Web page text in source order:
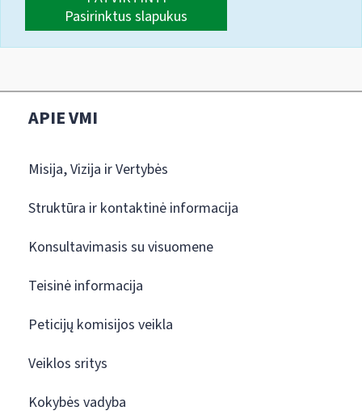
Pasirinktus slapukus
APIE VMI
Misija, Vizija ir Vertybės
Struktūra ir kontaktinė informacija
Konsultavimasis su visuomene
Teisinė informacija
Peticijų komisijos veikla
Veiklos sritys
Kokybės vadyba